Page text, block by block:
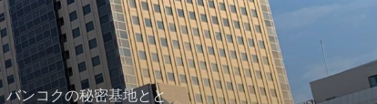
ンコクの秘密基地とと